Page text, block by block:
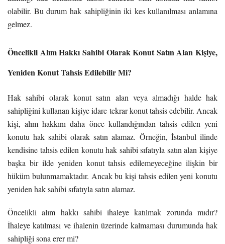
olabilir. Bu durum hak sahipliğinin iki kes kullanılması anlamına
gelmez.
Öncelikli Alım Hakkı Sahibi Olarak Konut Satın Alan Kişiye,
Yeniden Konut Tahsis Edilebilir Mi?
Hak sahibi olarak konut satın alan veya almadığı halde hak
sahipliğini kullanan kişiye idare tekrar konut tahsis edebilir. Ancak
kişi, alım hakkını daha önce kullandığından tahsis edilen yeni
konutu hak sahibi olarak satın alamaz. Örneğin, İstanbul ilinde
kendisine tahsis edilen konutu hak sahibi sıfatıyla satın alan kişiye
başka bir ilde yeniden konut tahsis edilemeyeceğine ilişkin bir
hüküm bulunmamaktadır. Ancak bu kişi tahsis edilen yeni konutu
yeniden hak sahibi sıfatıyla satın alamaz.
Öncelikli alım hakkı sahibi ihaleye katılmak zorunda mıdır?
İhaleye katılması ve ihalenin üzerinde kalmaması durumunda hak
sahipliği sona erer mi?